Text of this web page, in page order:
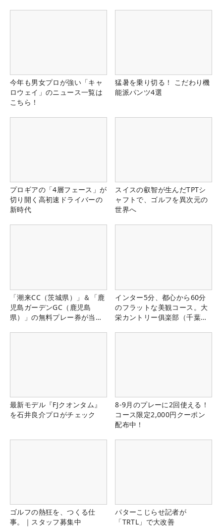
今年も男女プロが強い「キャ
ロウェイ」のニュース一覧は
こちら！
猛暑を乗り切る！ こだわり機
能派パンツ4選
プロギアの「4層フェース」が
切り開く高初速ドライバーの
新時代
スイスの叡智が生んだTPTシ
ャフトで、ゴルフを異次元の
世界へ
「潮来CC（茨城県）」＆「鹿
児島ガーデンGC（鹿児島
県）」の無料プレー券が当た
インター5分、都心から60分
のフラットな美観コース。大
栄カントリー俱楽部（千葉
最新モデル『FJクオンタム』
を石井良介プロがチェック
8-9月のプレーに2回使える！
コース限定2,000円クーポン
配布中！
ゴルフの熱狂を、つくる仕
事。｜スタッフ募集中
パターこじらせ記者が
「TRTL」で大改善